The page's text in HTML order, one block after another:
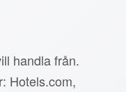
handla från.
Hotels.com,